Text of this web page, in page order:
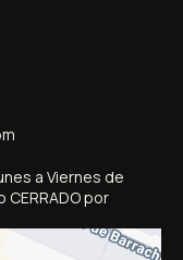
a Viernes de
por